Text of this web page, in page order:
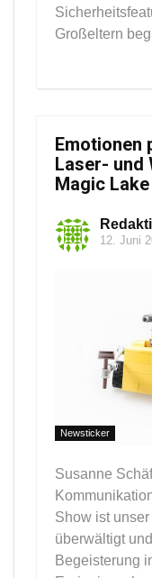
Großeltern
Emotionen
Laser- und
Magic Lake
12. Juni
Newsticker
Susanne
Show ist
überwältigt
Begeisterung